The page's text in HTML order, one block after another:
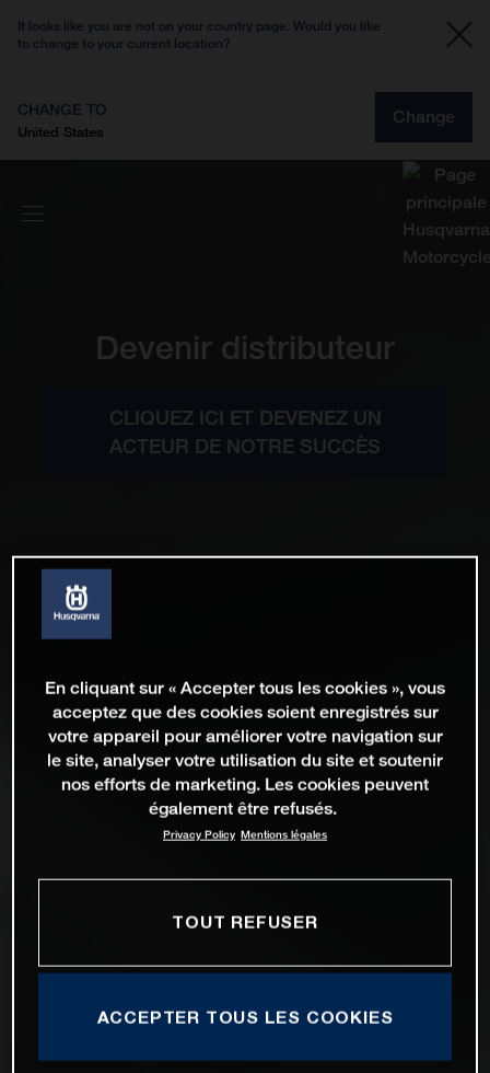
It looks like you are not on your country page. Would you like
to change to your current location?
CHANGE TO
United States
Change
Devenir distributeur
CLIQUEZ ICI ET DEVENEZ UN
ACTEUR DE NOTRE SUCCÈS
En cliquant sur « Accepter tous les cookies », vous
acceptez que des cookies soient enregistrés sur
votre appareil pour améliorer votre navigation sur
le site, analyser votre utilisation du site et soutenir
nos efforts de marketing. Les cookies peuvent
également être refusés.
Privacy Policy Mentions légales
TOUT REFUSER
ACCEPTER TOUS LES COOKIES